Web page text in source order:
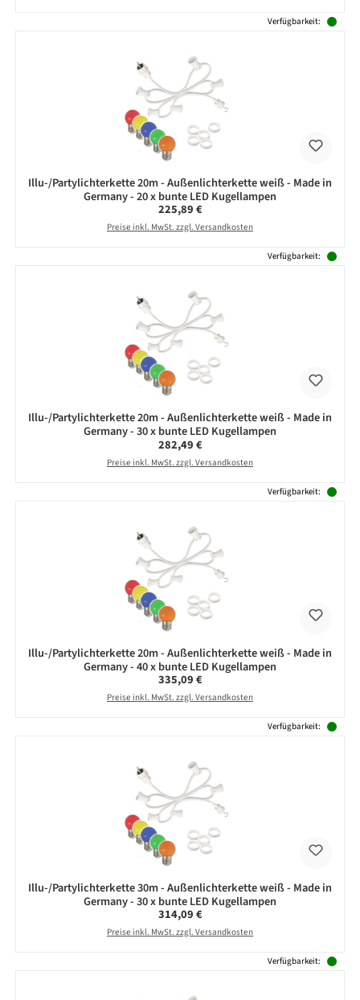
Verfügbarkeit:
Illu-/Partylichterkette 20m - Außenlichterkette weiß - Made in
Germany - 20 x bunte LED Kugellampen
Regulärer Preis:
225,89 €
Preise inkl. MwSt. zzgl. Versandkosten
Verfügbarkeit:
Illu-/Partylichterkette 20m - Außenlichterkette weiß - Made in
Germany - 30 x bunte LED Kugellampen
Regulärer Preis:
282,49 €
Preise inkl. MwSt. zzgl. Versandkosten
Verfügbarkeit:
Illu-/Partylichterkette 20m - Außenlichterkette weiß - Made in
Germany - 40 x bunte LED Kugellampen
Regulärer Preis:
335,09 €
Preise inkl. MwSt. zzgl. Versandkosten
Verfügbarkeit:
Illu-/Partylichterkette 30m - Außenlichterkette weiß - Made in
Germany - 30 x bunte LED Kugellampen
Regulärer Preis:
314,09 €
Preise inkl. MwSt. zzgl. Versandkosten
Verfügbarkeit: